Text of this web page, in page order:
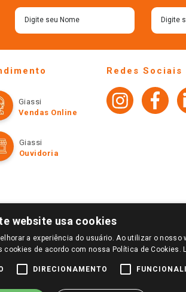
Giassi
Vendas Online
Giassi
Ouvidoria
Redes Sociais
SUA PREFERÊNCIA. SOMENTE APÓS O LOGIN, OS PREÇOS
COMPRAS REALIZADAS NO GIASSI.COM.BR E NA LOJA
DE BUSCAS.
website usa cookies
a experiência do usuário. Ao utilizar o nosso
de acordo com nossa Política de Cookies.
DIRECIONAMENTO